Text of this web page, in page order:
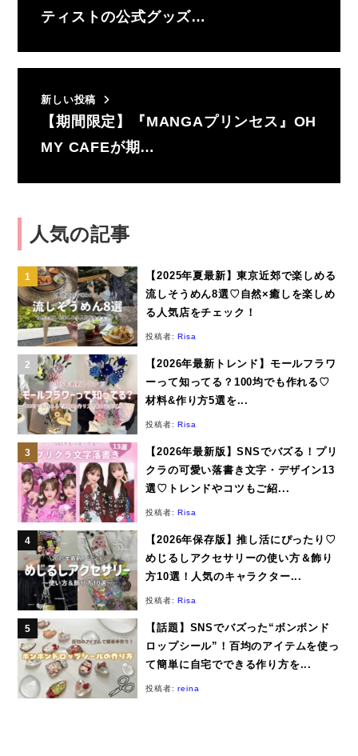
ティストの公式グッズ…
新しい投稿
【期間限定】『MANGAプリンセス』OH
MY CAFEが期…
人気の記事
【2025年夏最新】東京近郊で楽しめる
流しそうめん8選♡自然×癒しを楽しめ
る人気店をチェック！
投稿者:Risa
【2026年最新トレンド】モールフラワ
ーって知ってる？100均でも作れる♡
材料&作り方5選を...
投稿者:Risa
【2026年最新版】SNSでバズる！プリ
クラの可愛い落書き文字・デザイン13
選♡トレンドやコツもご紹...
投稿者:Risa
【2026年保存版】推し活にぴったり♡
めじるしアクセサリーの使い方＆飾り
方10選！人気のキャラクター...
投稿者:Risa
【話題】SNSでバズった“ボンボンド
ロップシール”！百均のアイテムを使っ
て簡単に自宅でできる作り方を...
投稿者:reina